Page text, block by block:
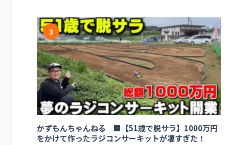
3
かずもんちゃんねる ■【51歳で脱サラ】1000万円
をかけて作ったラジコンサーキットが凄すぎた！